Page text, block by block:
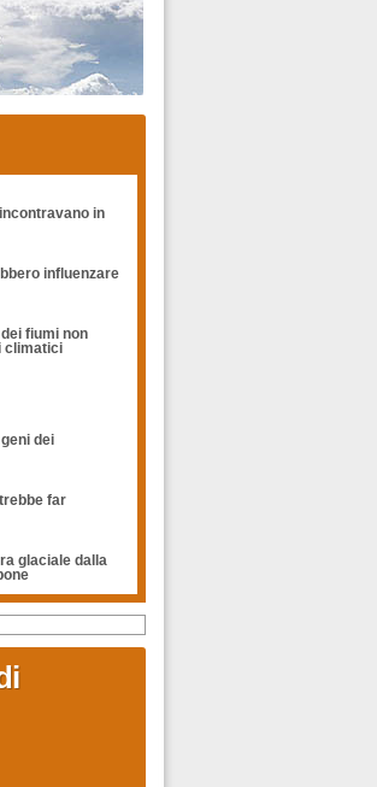
in
influenzare
fiumi non
climatici
dei
far
glaciale dalla